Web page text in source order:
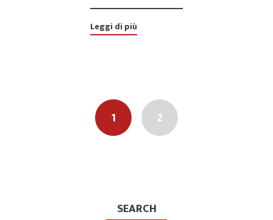
Leggi di più
Posts
navigation
1 2
SEARCH